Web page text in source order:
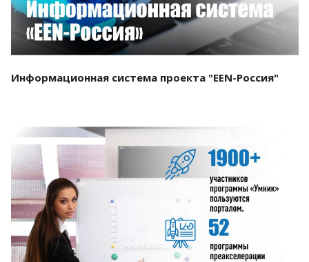
Информационная система проекта "EEN-Россия"
Смотреть проект